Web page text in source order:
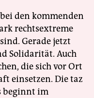
den kommenden
rechtsextreme
Gerade jetzt
Solidarität. Auch
die sich vor Ort
einsetzen. Die taz
beginnt im